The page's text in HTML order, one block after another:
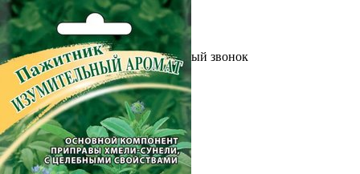
Выберите город
Обратный звонокЗаказать обратный звонок
Каталог
Семена
Грунты